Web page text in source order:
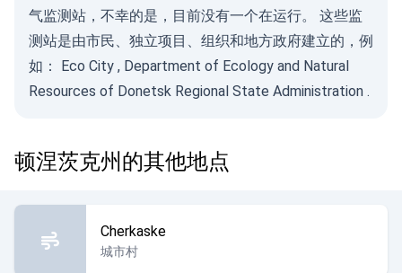
气监测站，不幸的是，目前没有一个在运行。 这些监
测站是由市民、独立项目、组织和地方政府建立的，例
如： Eco City , Department of Ecology and Natural
Resources of Donetsk Regional State Administration .
顿涅茨克州的其他地点
Cherkaske
城市村